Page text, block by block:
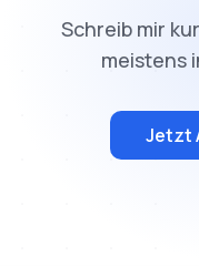
Schreib mir
meistens
Jetzt